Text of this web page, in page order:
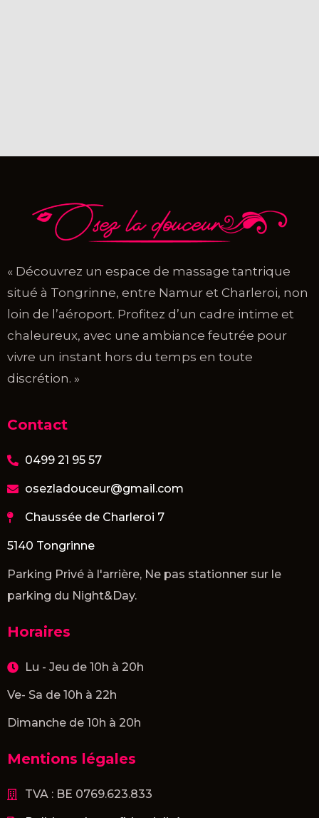
« Découvrez un espace de massage tantrique
situé à Tongrinne, entre Namur et Charleroi, non
loin de l’aéroport. Profitez d’un cadre intime et
chaleureux, avec une ambiance feutrée pour
vivre un instant hors du temps en toute
discrétion. »
Contact
0499 21 95 57
osezladouceur@gmail.com
Chaussée de Charleroi 7
5140 Tongrinne
Parking Privé à l'arrière, Ne pas stationner sur le
parking du Night&Day.
Horaires
Lu - Jeu de 10h à 20h
Ve- Sa de 10h à 22h
Dimanche de 10h à 20h
Mentions légales
TVA : BE 0769.623.833